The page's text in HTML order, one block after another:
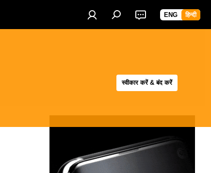
ENG हिन्दी
स्वीकार करें & बंद करें